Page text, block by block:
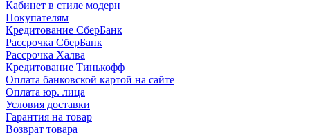
Кабинет в стиле модерн
Покупателям
Кредитование СберБанк
Рассрочка СберБанк
Рассрочка Халва
Кредитование Тинькофф
Оплата банковской картой на сайте
Оплата юр. лица
Условия доставки
Гарантия на товар
Возврат товара